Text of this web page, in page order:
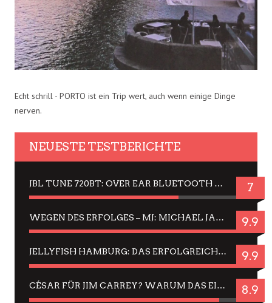
Echt schrill - PORTO ist ein Trip wert, auch wenn einige Dinge
nerven.
NEUESTE TESTBERICHTE
JBL TUNE 720BT: OVER EAR BLUETOOTH KOPFHÖRER UM DIE 50,-€ IM DAUER-TEST 7
WEGEN DES ERFOLGES – MJ: MICHAEL JACKSON MUSICAL IN EINER MATINEE SEHEN 9.9
JELLYFISH HAMBURG: DAS ERFOLGREICHE SOMMER-MENÜ 2025 IN GEFÜHLEN UND BILDERN 9.9
CÉSAR FÜR JIM CARREY? WARUM DAS EINER DER NERVIGSTEN ACTORS IST UND BLEIBT 8.9